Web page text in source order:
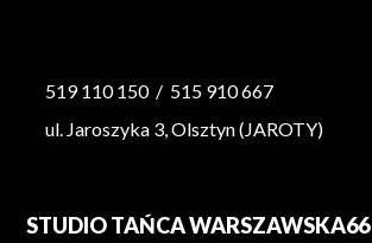
519 110 150 / 515 910 667
ul. Jaroszyka 3, Olsztyn (JAROTY)
STUDIO TAŃCA WARSZAWSKA66